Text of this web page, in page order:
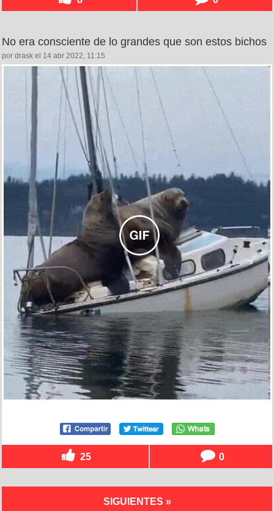
No era consciente de lo grandes que son estos bichos
por drask el 14 abr 2022, 11:15
25 0
SIGUIENTES »